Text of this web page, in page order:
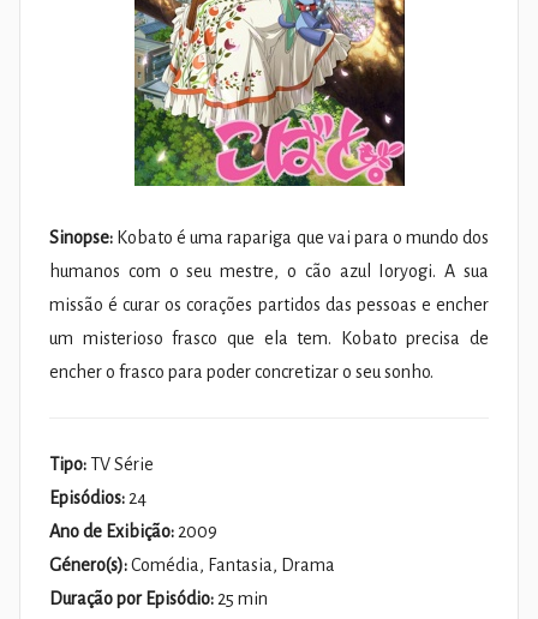
Sinopse: Kobato é uma rapariga que vai para o mundo dos
humanos com o seu mestre, o cão azul Ioryogi. A sua
missão é curar os corações partidos das pessoas e encher
um misterioso frasco que ela tem. Kobato precisa de
encher o frasco para poder concretizar o seu sonho.
Tipo:TV Série
Episódios: 24
Ano de Exibição: 2009
Género(s):Comédia, Fantasia, Drama
Duração por Episódio: 25 min